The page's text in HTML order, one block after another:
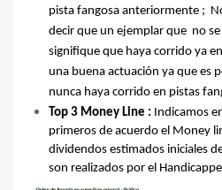
pista fangosa anteriormente ;
decir que un ejemplar que no
signifique que haya corrido ya
una buena actuación ya que es
nunca haya corrido en pistas
Top 3 Money Line : Indicamos
primeros de acuerdo el Money
dividendos estimados iniciales
son realizados por el